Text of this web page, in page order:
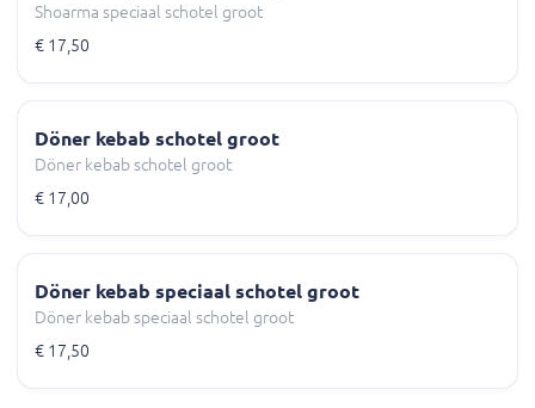
Shoarma speciaal schotel groot
€ 17,50
Döner kebab schotel groot
Döner kebab schotel groot
€ 17,00
Döner kebab speciaal schotel groot
Döner kebab speciaal schotel groot
€ 17,50